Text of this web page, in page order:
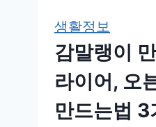
생활정보
감말랭이
라이어, 오
만드는법 3